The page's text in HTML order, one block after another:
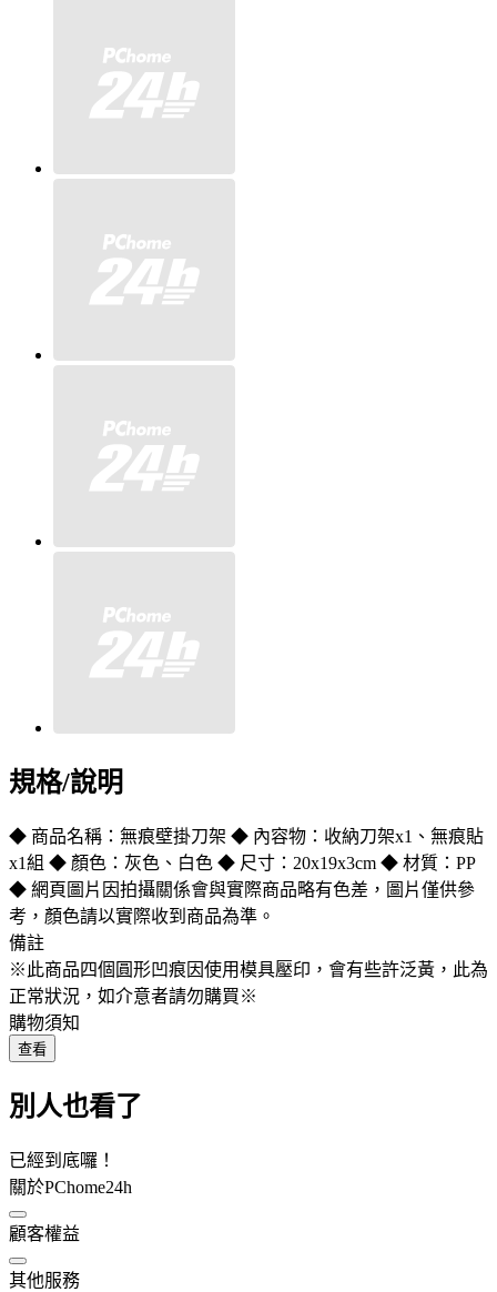
規格/說明
◆ 商品名稱：無痕壁掛刀架 ◆ 內容物：收納刀架x1、無痕貼
x1組 ◆ 顏色：灰色、白色 ◆ 尺寸：20x19x3cm ◆ 材質：PP
◆ 網頁圖片因拍攝關係會與實際商品略有色差，圖片僅供參
考，顏色請以實際收到商品為準。
備註
※此商品四個圓形凹痕因使用模具壓印，會有些許泛黃，此為
正常狀況，如介意者請勿購買※
購物須知
查看
別人也看了
已經到底囉！
關於PChome24h
顧客權益
其他服務